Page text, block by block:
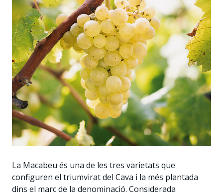
La Macabeu és una de les tres varietats que
configuren el triumvirat del Cava i la més plantada
dins el marc de la denominació. Considerada